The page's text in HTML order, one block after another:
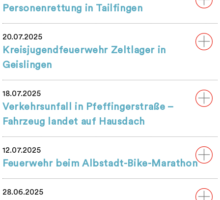
Personenrettung in Tailfingen
20.07.2025
Kreisjugendfeuerwehr Zeltlager in
Geislingen
18.07.2025
Verkehrsunfall in Pfeffingerstraße –
Fahrzeug landet auf Hausdach
12.07.2025
Feuerwehr beim Albstadt-Bike-Marathon
28.06.2025